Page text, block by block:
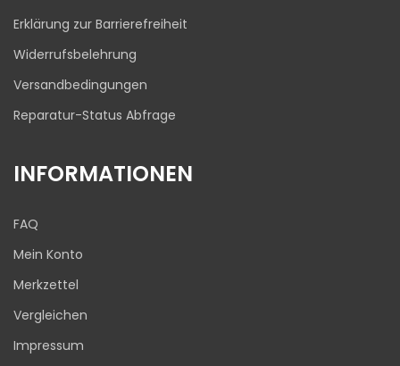
Erklärung zur Barrierefreiheit
Widerrufsbelehrung
Versandbedingungen
Reparatur-Status Abfrage
INFORMATIONEN
FAQ
Mein Konto
Merkzettel
Vergleichen
Impressum